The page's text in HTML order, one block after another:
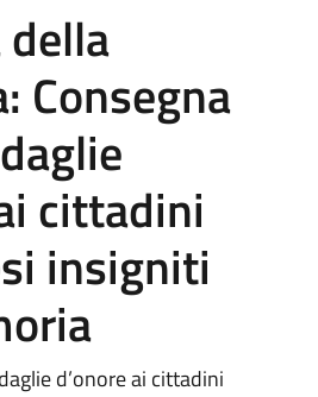
Consegna
cittadini
insigniti
d’onore ai cittadini